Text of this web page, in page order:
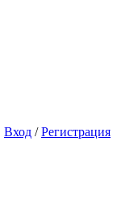
Вход /Регистрация